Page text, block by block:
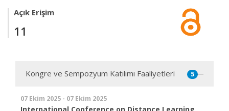
Açık Erişim
11
Kongre ve Sempozyum Katılımı Faaliyetleri 5
07 Ekim 2025 - 07 Ekim 2025